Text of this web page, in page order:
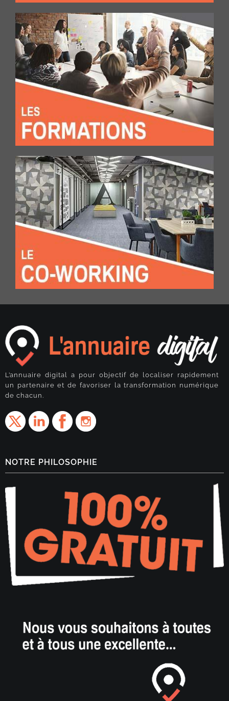
L’annuaire digital a pour objectif de localiser rapidement
un partenaire et de favoriser la transformation numérique
de chacun.
NOTRE PHILOSOPHIE